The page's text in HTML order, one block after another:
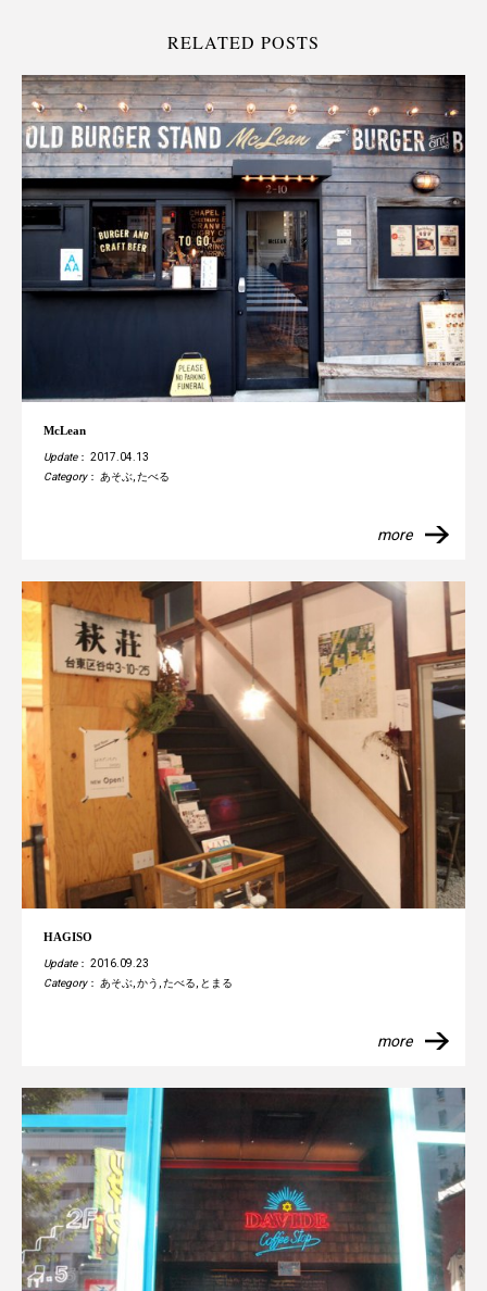
RELATED POSTS
McLean
Update： 2017.04.13
Category： あそぶ たべる
more
HAGISO
Update： 2016.09.23
Category： あそぶ,かう ,たべる, とまる
more